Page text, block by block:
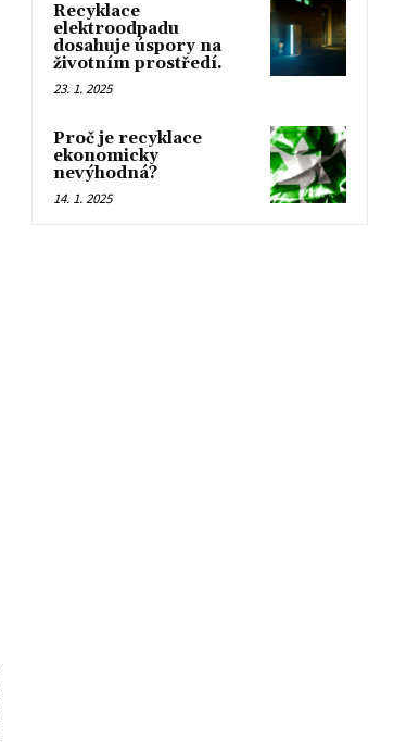
Recyklace
elektroodpadu
dosahuje úspory na
životním prostředí.
23. 1. 2025
Proč je recyklace
ekonomicky
nevýhodná?
14. 1. 2025